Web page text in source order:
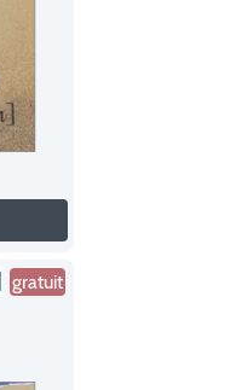
gratuit